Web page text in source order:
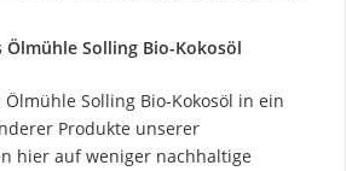
Ölmühle Solling Bio-Kokosöl
Solling Bio-Kokosöl in ein
Produkte unserer
hier auf weniger nachhaltige